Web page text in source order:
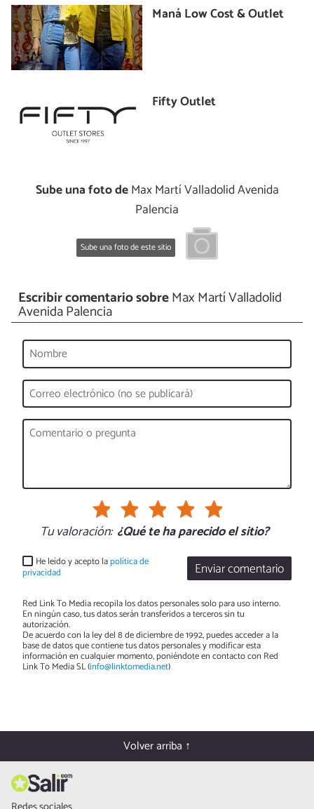
Maná Low Cost & Outlet
Fifty Outlet
Sube una foto deMax Martí Valladolid Avenida
Palencia
Sube una foto de este sitio
Escribir comentario sobreMax Martí Valladolid
Avenida Palencia
Tu valoración: ¿Qué te ha parecido el sitio?
Enviar comentario
He leído y acepto lapolítica de
privacidad
Red Link To Media recopila los datos personales solo para uso interno.
En ningún caso, tus datos serán transferidos a terceros sin tu
autorización.
De acuerdo con la ley del 8 de diciembre de 1992, puedes acceder a la
base de datos que contiene tus datos personales y modificar esta
información en cualquier momento, poniéndote en contacto con Red
Link To Media SL (info@linktomedia.net)
Volver arriba ↑